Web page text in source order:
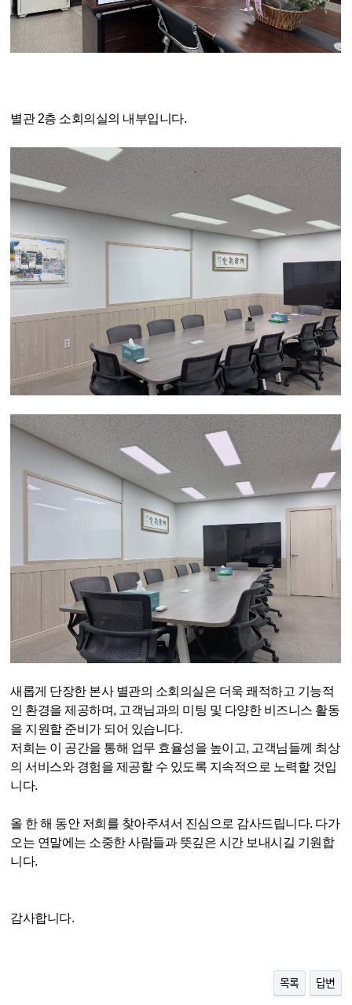
별관 2층 소회의실의 내부입니다.
새롭게 단장한 본사 별관의 소회의실은 더욱 쾌적하고 기능적
인 환경을 제공하며, 고객님과의 미팅 및 다양한 비즈니스 활동
을 지원할 준비가 되어 있습니다.
저희는 이 공간을 통해 업무 효율성을 높이고, 고객님들께 최상
의 서비스와 경험을 제공할 수 있도록 지속적으로 노력할 것입
니다.
올 한 해 동안 저희를 찾아주셔서 진심으로 감사드립니다. 다가
오는 연말에는 소중한 사람들과 뜻깊은 시간 보내시길 기원합
니다.
감사합니다.
목록 답변